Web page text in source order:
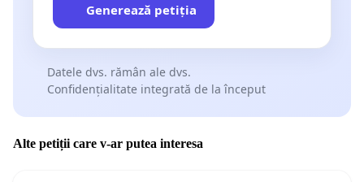
Generează petiția
Datele dvs. rămân ale dvs.
Confidențialitate integrată de la început
Alte petiții care v-ar putea interesa